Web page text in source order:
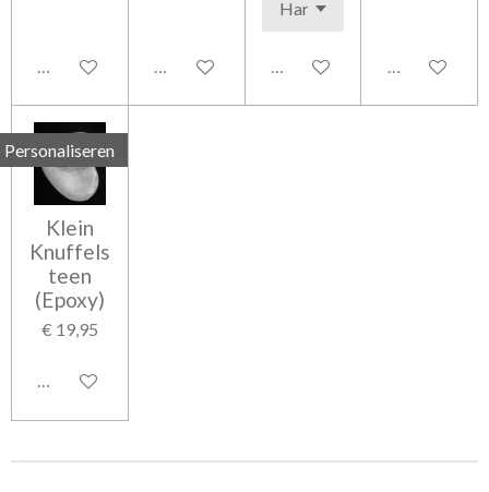
Bekijk details Bekijk details Bekijk details In
Personaliseren
Klein
Knuffels
teen
(Epoxy)
€ 19,95
Bekijk details